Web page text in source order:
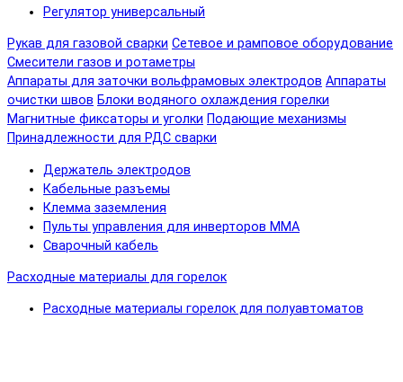
Регулятор универсальный
Рукав для газовой сварки Сетевое и рамповое оборудование
Смесители газов и ротаметры
Аппараты для заточки вольфрамовых электродов Аппараты
очистки швов Блоки водяного охлаждения горелки
Магнитные фиксаторы и уголки Подающие механизмы
Принадлежности для РДС сварки
Держатель электродов
Кабельные разъемы
Клемма заземления
Пульты управления для инверторов MMA
Сварочный кабель
Расходные материалы для горелок
Расходные материалы горелок для полуавтоматов